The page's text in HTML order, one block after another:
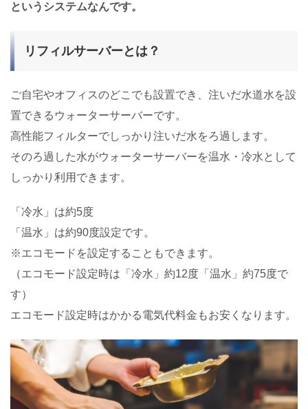
というシステムなんです。
リフィルサーバーとは？
ご自宅やオフィスのどこでも設置でき、注いだ水道水を設
置できるウォーターサーバーです。
高性能フィルターでしっかり注いだ水をろ過します。
そのろ過した水がウォーターサーバーを温水・冷水として
しっかり利用できます。
「冷水」は約5度
「温水」は約90度設定です。
※エコモードを設定することもできます。
（エコモード設定時は「冷水」約12度「温水」約75度で
す）
エコモード設定時はかかる電気代料金もお安くなります。